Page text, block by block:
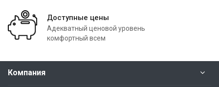
Доступные цены
Адекватный ценовой уровень
комфортный всем
Компания